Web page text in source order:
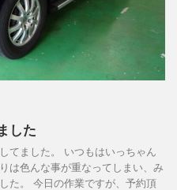
した
てました。 いつもはいっちゃん
は色んな事が重なってしまい、み
た。 今日の作業ですが、予約頂